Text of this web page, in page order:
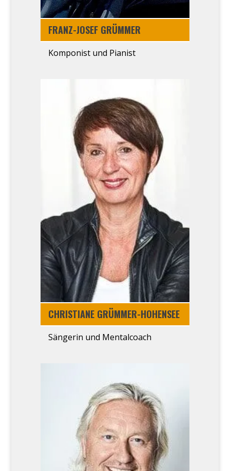
FRANZ-JOSEF GRÜM­MER
Kom­po­nist und Pia­nist
CHRIS­TIA­NE GRÜM­­MER-HOHEN­­SEE
Sän­ge­rin und Men­tal­coach